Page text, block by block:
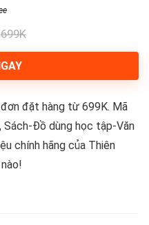
699K
đặt hàng từ 699K. Mã
Sách-Đồ dùng học tập-Văn
chính hãng của Thiên